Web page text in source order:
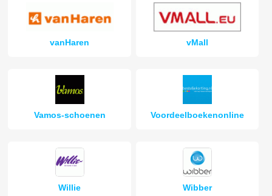
vanHaren vMall
Vamos-schoenen Voordeelboekenonline
Willie Wibber